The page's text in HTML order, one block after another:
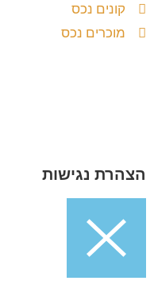
קונים נכס
מוכרים נכס
הצהרת נגישות